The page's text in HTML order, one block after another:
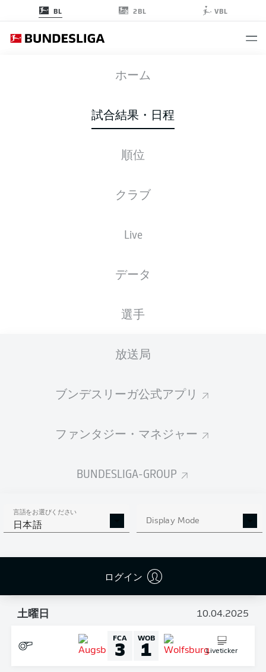
BL 2BL VBL
ホーム
試合結果・日程
順位
クラブ
Live
データ
選手
放送局
ブンデスリーガ公式アプリ
ファンタジー・マネジャー
BUNDESLIGA-GROUP
言語をお選びください
日本語 Display Mode
ログイン
備品
2025-2026 シーズン | AUGSBURG
FCA
2 FCB
3
2 1 Liveticker
1
2 FCA
1
土曜日 10.04.2025
FCA
3 WOB
1 Liveticker